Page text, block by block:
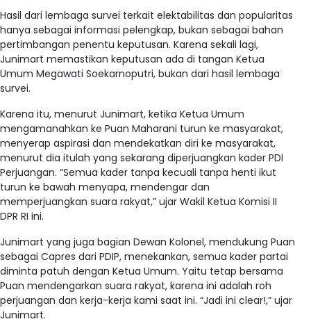
Hasil dari lembaga survei terkait elektabilitas dan popularitas
hanya sebagai informasi pelengkap, bukan sebagai bahan
pertimbangan penentu keputusan. Karena sekali lagi,
Junimart memastikan keputusan ada di tangan Ketua
Umum Megawati Soekarnoputri, bukan dari hasil lembaga
survei.
Karena itu, menurut Junimart, ketika Ketua Umum
mengamanahkan ke Puan Maharani turun ke masyarakat,
menyerap aspirasi dan mendekatkan diri ke masyarakat,
menurut dia itulah yang sekarang diperjuangkan kader PDI
Perjuangan. “Semua kader tanpa kecuali tanpa henti ikut
turun ke bawah menyapa, mendengar dan
memperjuangkan suara rakyat,” ujar Wakil Ketua Komisi II
DPR RI ini.
Junimart yang juga bagian Dewan Kolonel, mendukung Puan
sebagai Capres dari PDIP, menekankan, semua kader partai
diminta patuh dengan Ketua Umum. Yaitu tetap bersama
Puan mendengarkan suara rakyat, karena ini adalah roh
perjuangan dan kerja-kerja kami saat ini. “Jadi ini clear!,” ujar
Junimart.